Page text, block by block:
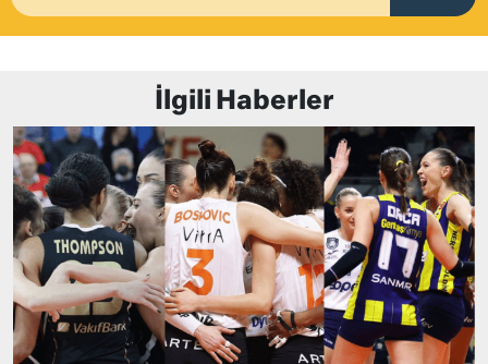
İlgili Haberler